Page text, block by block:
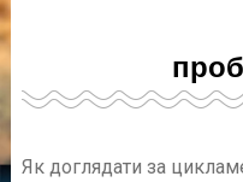
Як доглядати за